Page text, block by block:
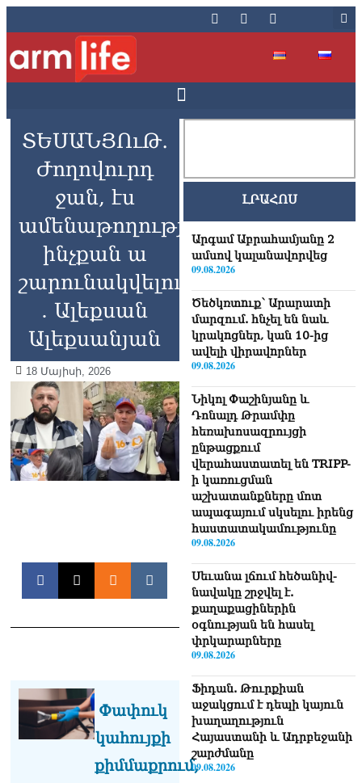
ՏԵՍԱՆՅՈւԹ․
Ժողովուրդ
ջան, էս
ամենաթողությունը
ինչքան ա
շարունակվելու
. Ալեքսան
Ալեքսանյան
18 Մայիսի, 2026
Փափուկ
կահույքի
քիմմաքրում,
ԼՐԱՀՈՍ
Արգամ Աբրահամյանը 2
ամսով կալանավորվեց
09.08.2026
Ծեծկռտnւք՝ Արարատի
մարզում. հնչել են նաև
կրակnցներ, կան 10-ից
ավելի վիրավnրներ
09.08.2026
Նիկոլ Փաշինյանը և
Դոնալդ Թրամփը
հեռախոսազրույցի
ընթացքում
վերահաստատել են TRIPP-
ի կառուցման
աշխատանքները մոտ
ապագայում սկսելու իրենց
հաստատակամությունը
09.08.2026
Սեւանա լճում հեծանիվ-
նավակը շրջվել է.
քաղաքացիներին
օգնության են հասել
փրկարարները
09.08.2026
Ֆիդան. Թուրքիան
աջակցում է դեպի կայուն
խաղաղություն
Հայաստանի և Ադրբեջանի
շարժմանը
09.08.2026